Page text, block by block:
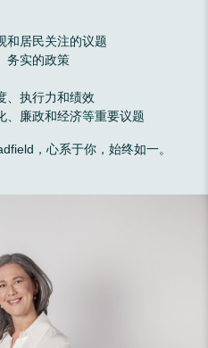
和居民关注的议题
务实的政策
、执行力和绩效
、廉政和经济等重要议题
，心系于你，始终如一。